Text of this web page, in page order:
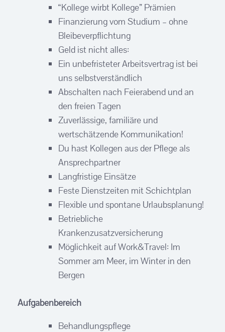
“Kollege wirbt Kollege” Prämien
Finanzierung vom Studium – ohne
Bleibeverpflichtung
Geld ist nicht alles:
Ein unbefristeter Arbeitsvertrag ist bei
uns selbstverständlich
Abschalten nach Feierabend und an
den freien Tagen
Zuverlässige, familiäre und
wertschätzende Kommunikation!
Du hast Kollegen aus der Pflege als
Ansprechpartner
Langfristige Einsätze
Feste Dienstzeiten mit Schichtplan
Flexible und spontane Urlaubsplanung!
Betriebliche
Krankenzusatzversicherung
Möglichkeit auf Work&Travel: Im
Sommer am Meer, im Winter in den
Bergen
Aufgabenbereich
Behandlungspflege